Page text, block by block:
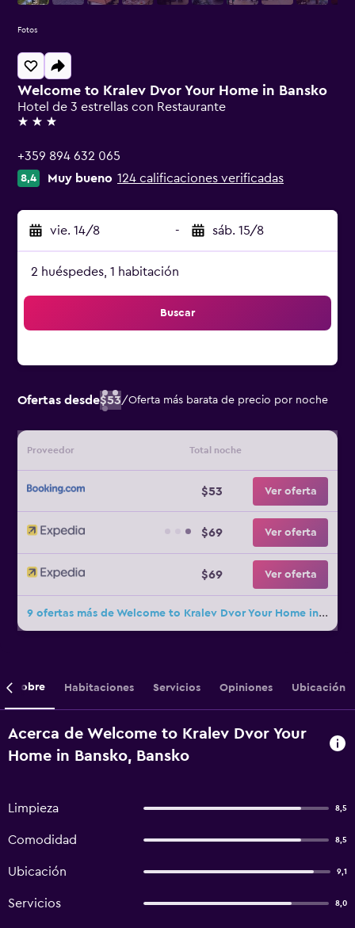
Welcome to Kralev Dvor Your Home in Bansko
Hotel de 3 estrellas con Restaurante
3 estrellas
+359 894 632 065
8,4 Muy bueno 124 calificaciones verificadas
vie. 14/8 - sáb. 15/8
2 huéspedes, 1 habitación
Buscar
Ofertas desde$53/Oferta más barata de precio por noche
Proveedor Total noche
$53 Ver oferta
$69 Ver oferta
$69 Ver oferta
9 ofertas más de Welcome to Kralev Dvor Your Home in Bansko
Fotos
Sobre Habitaciones Servicios Opiniones Ubicación
Acerca de Welcome to Kralev Dvor Your
Home in Bansko, Bansko
Limpieza 8,5
Comodidad 8,5
Ubicación 9,1
Servicios 8,0